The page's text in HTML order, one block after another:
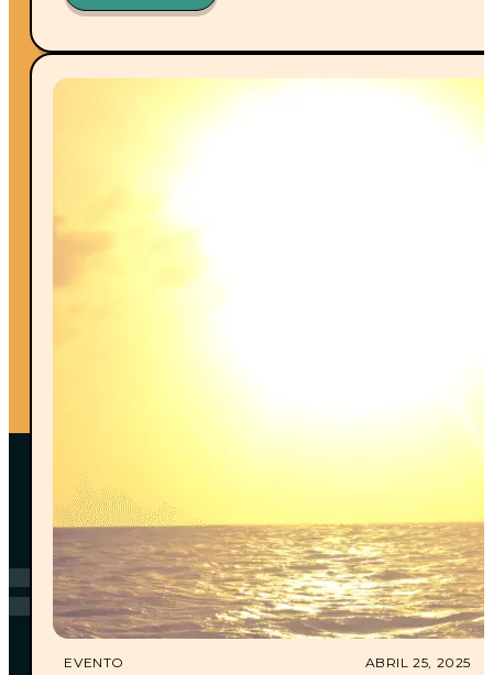
EVENTO ABRIL 25, 2025
PREGUNTAS
FRECUENTES